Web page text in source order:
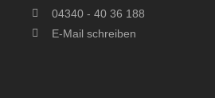
04340 - 40 36 188
E-Mail schreiben